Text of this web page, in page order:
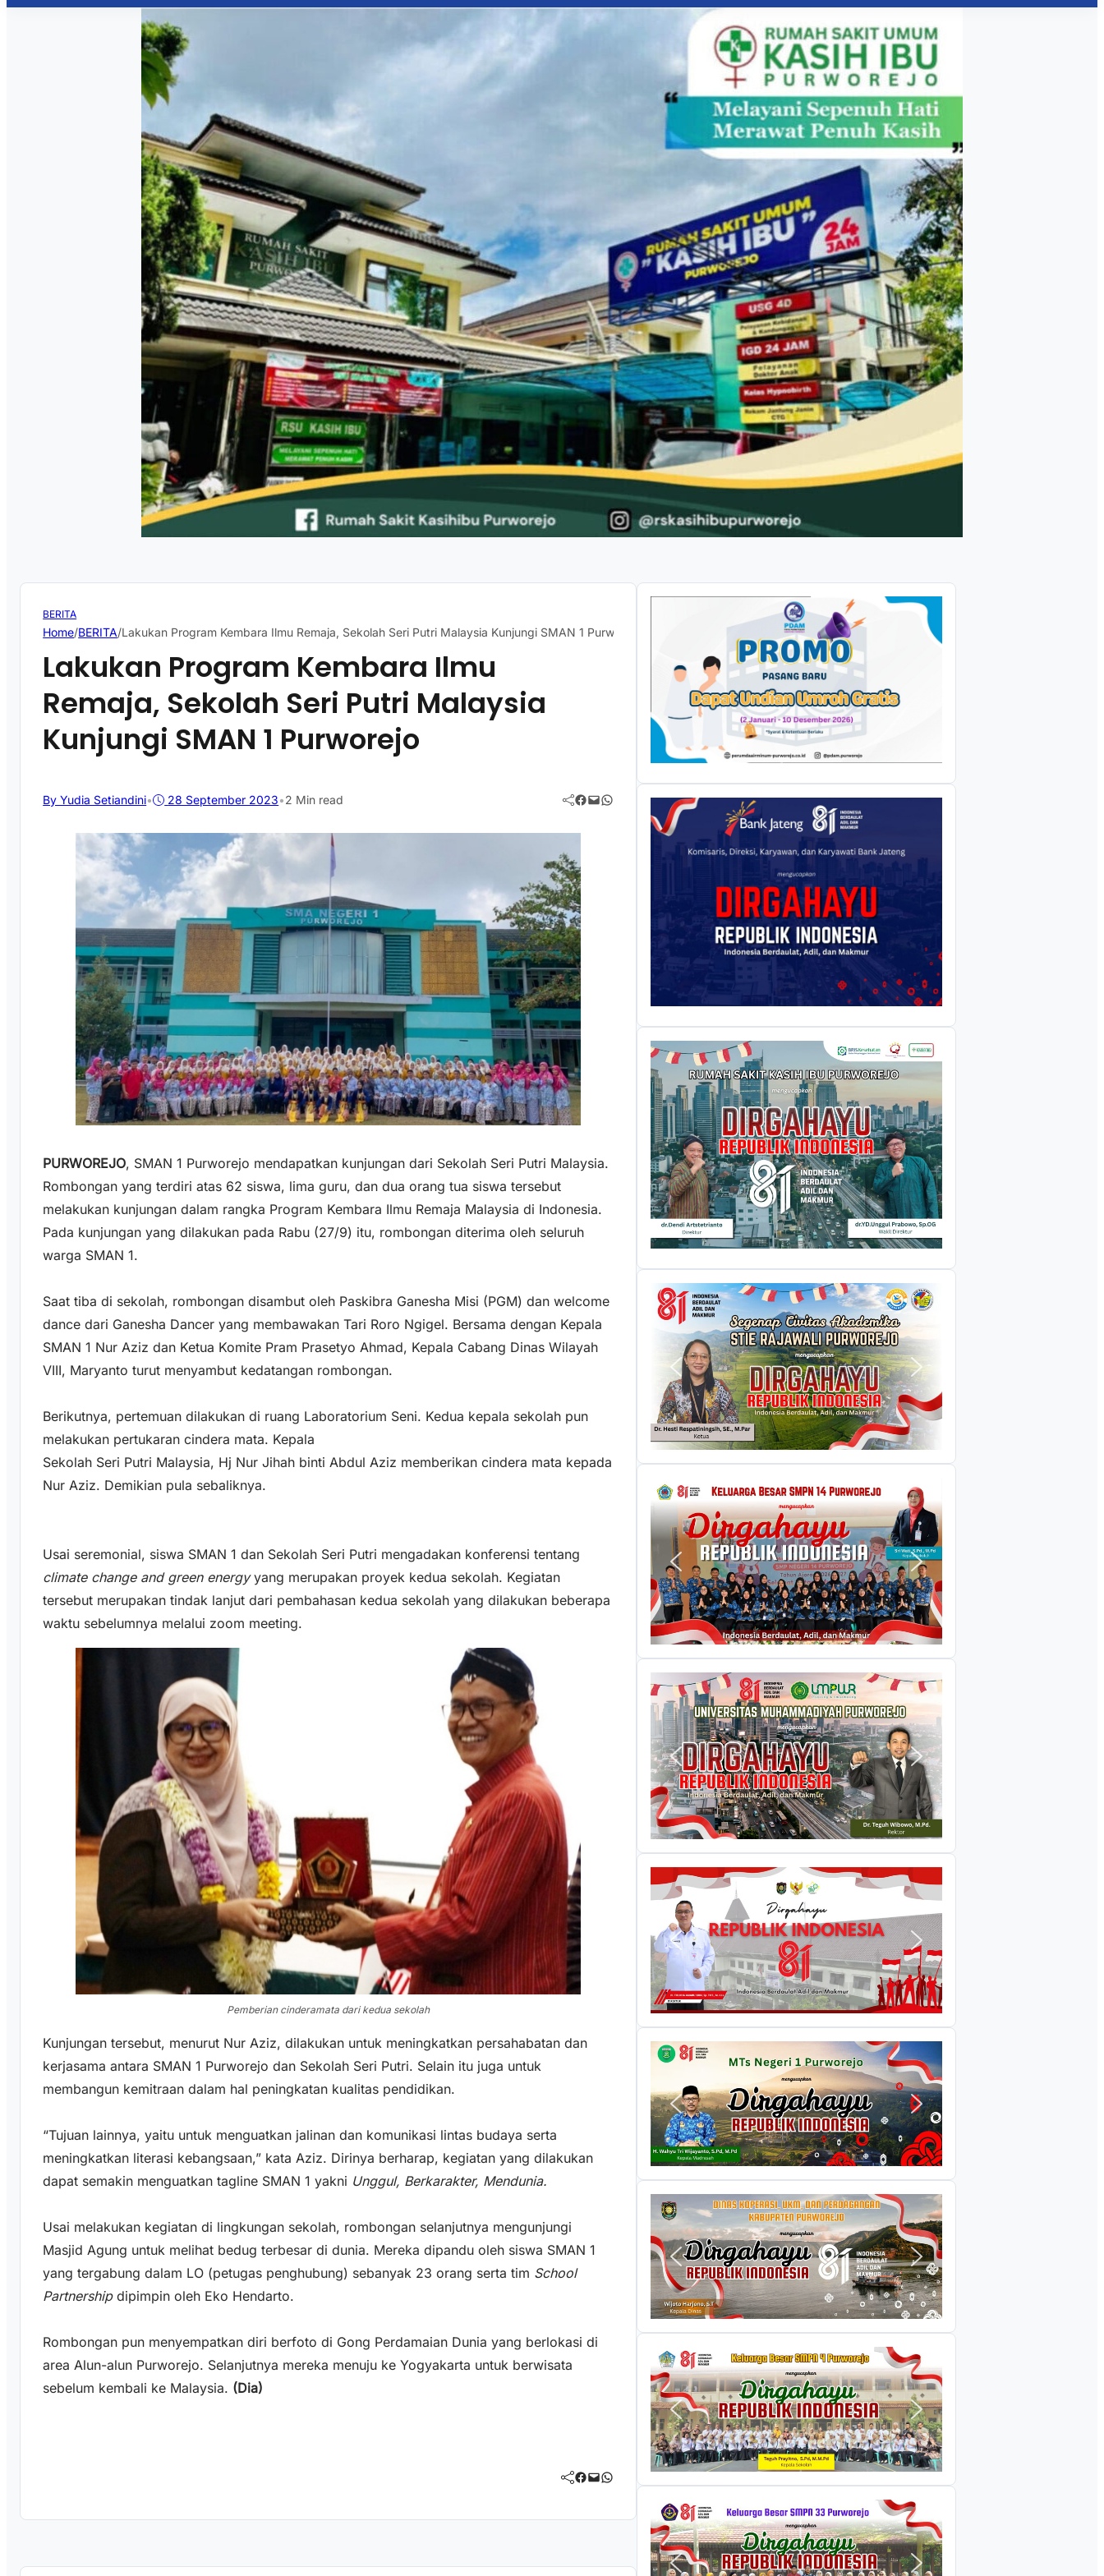
BERITA
Home/BERITA/Lakukan Program Kembara Ilmu Remaja, Sekolah Seri Putri Malaysia Kunjungi SMAN 1 Purworejo
Lakukan Program Kembara Ilmu
Remaja, Sekolah Seri Putri Malaysia
Kunjungi SMAN 1 Purworejo
By Yudia Setiandini• 28 September 2023•2 Min read Facebook Mail WhatsApp
PURWOREJO, SMAN 1 Purworejo mendapatkan kunjungan dari Sekolah Seri Putri Malaysia.
Rombongan yang terdiri atas 62 siswa, lima guru, dan dua orang tua siswa tersebut
melakukan kunjungan dalam rangka Program Kembara Ilmu Remaja Malaysia di Indonesia.
Pada kunjungan yang dilakukan pada Rabu (27/9) itu, rombongan diterima oleh seluruh
warga SMAN 1.
Saat tiba di sekolah, rombongan disambut oleh Paskibra Ganesha Misi (PGM) dan welcome
dance dari Ganesha Dancer yang membawakan Tari Roro Ngigel. Bersama dengan Kepala
SMAN 1 Nur Aziz dan Ketua Komite Pram Prasetyo Ahmad, Kepala Cabang Dinas Wilayah
VIII, Maryanto turut menyambut kedatangan rombongan.
Berikutnya, pertemuan dilakukan di ruang Laboratorium Seni. Kedua kepala sekolah pun
melakukan pertukaran cindera mata. Kepala
Sekolah Seri Putri Malaysia, Hj Nur Jihah binti Abdul Aziz memberikan cindera mata kepada
Nur Aziz. Demikian pula sebaliknya.
Usai seremonial, siswa SMAN 1 dan Sekolah Seri Putri mengadakan konferensi tentang
climate change and green energyyang merupakan proyek kedua sekolah. Kegiatan
tersebut merupakan tindak lanjut dari pembahasan kedua sekolah yang dilakukan beberapa
waktu sebelumnya melalui zoom meeting.
Pemberian cinderamata dari kedua sekolah
Kunjungan tersebut, menurut Nur Aziz, dilakukan untuk meningkatkan persahabatan dan
kerjasama antara SMAN 1 Purworejo dan Sekolah Seri Putri. Selain itu juga untuk
membangun kemitraan dalam hal peningkatan kualitas pendidikan.
“Tujuan lainnya, yaitu untuk menguatkan jalinan dan komunikasi lintas budaya serta
meningkatkan literasi kebangsaan,” kata Aziz. Dirinya berharap, kegiatan yang dilakukan
dapat semakin menguatkan tagline SMAN 1 yakni Unggul, Berkarakter, Mendunia.
Usai melakukan kegiatan di lingkungan sekolah, rombongan selanjutnya mengunjungi
Masjid Agung untuk melihat bedug terbesar di dunia. Mereka dipandu oleh siswa SMAN 1
yang tergabung dalam LO (petugas penghubung) sebanyak 23 orang serta tim School
Partnershipdipimpin oleh Eko Hendarto.
Rombongan pun menyempatkan diri berfoto di Gong Perdamaian Dunia yang berlokasi di
area Alun-alun Purworejo. Selanjutnya mereka menuju ke Yogyakarta untuk berwisata
sebelum kembali ke Malaysia. (Dia)
Facebook Mail WhatsApp